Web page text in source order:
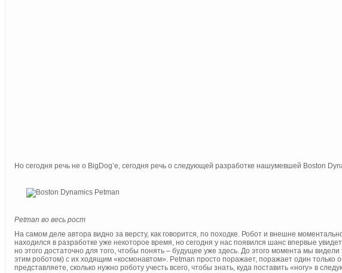
Но сегодня речь не о BigDog’е, сегодня речь о следующей разработке нашумевшей Boston
Petman во весь рост
На самом деле автора видно за версту, как говорится, по походке. Робот и внешне
находился в разработке уже некоторое время, но сегодня у нас появился шанс впервые
но этого достаточно для того, чтобы понять – будущее уже здесь. До этого момента мы
этим роботом) с их ходящим «космонавтом». Petman просто поражает, поражает один
представляете, сколько нужно роботу учесть всего, чтобы знать, куда поставить «ногу» в